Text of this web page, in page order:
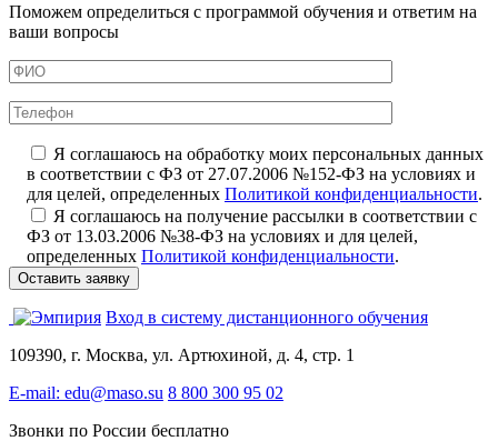
Поможем определиться с программой обучения и ответим на
ваши вопросы
Я соглашаюсь на обработку моих персональных данных
в соответствии с ФЗ от 27.07.2006 №152-ФЗ на условиях и
для целей, определенных Политикой конфиденциальности.
Я соглашаюсь на получение рассылки в соответствии с
ФЗ от 13.03.2006 №38-ФЗ на условиях и для целей,
определенных Политикой конфиденциальности.
Вход в систему дистанционного обучения
109390, г. Москва, ул. Артюхиной, д. 4, стр. 1
E-mail: edu@maso.su 8 800 300 95 02
Звонки по России бесплатно